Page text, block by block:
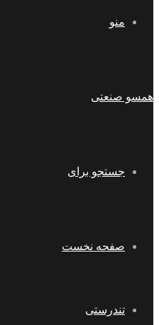
منو
همسو صنعتی
جستجو برای
صفحه نخست
تندرستی